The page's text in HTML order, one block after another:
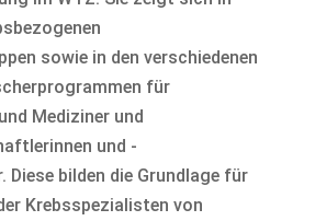
sowie in den verschiedenen
für
Mediziner und
und -
bilden die Grundlage für
Krebsspezialisten von